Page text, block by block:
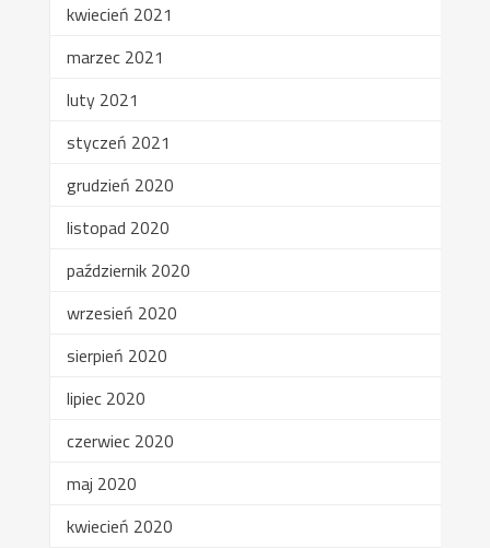
kwiecień 2021
marzec 2021
luty 2021
styczeń 2021
grudzień 2020
listopad 2020
październik 2020
wrzesień 2020
sierpień 2020
lipiec 2020
czerwiec 2020
maj 2020
kwiecień 2020